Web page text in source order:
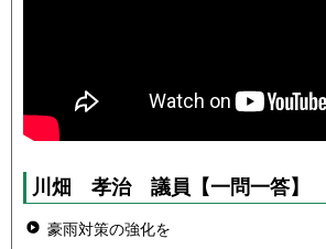
川畑 孝治議員 【一問一答】
豪雨対策の強化を